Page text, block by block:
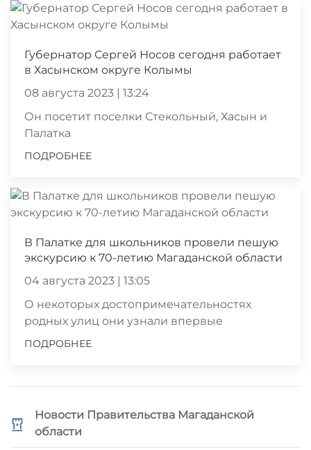
Губернатор Сергей Носов сегодня работает
в Хасынском округе Колымы
08 августа 2023 | 13:24
Он посетит поселки Стекольный, Хасын и
Палатка
ПОДРОБНЕЕ
В Палатке для школьников провели пешую
экскурсию к 70-летию Магаданской области
04 августа 2023 | 13:05
О некоторых достопримечательностях
родных улиц они узнали впервые
ПОДРОБНЕЕ
Новости Правительства Магаданской
области